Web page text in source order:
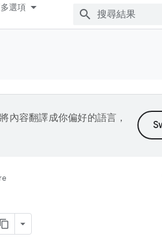
選項
內容翻譯成你偏好的語言，